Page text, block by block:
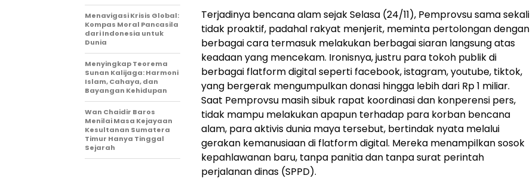
Terjadinya bencana alam sejak Selasa (24/11), Pemprovsu sama sekali
tidak proaktif, padahal rakyat menjerit, meminta pertolongan dengan
berbagai cara termasuk melakukan berbagai siaran langsung atas
keadaan yang mencekam. Ironisnya, justru para tokoh publik di
berbagai flatform digital seperti facebook, istagram, youtube, tiktok,
yang bergerak mengumpulkan donasi hingga lebih dari Rp 1 miliar.
Saat Pemprovsu masih sibuk rapat koordinasi dan konperensi pers,
tidak mampu melakukan apapun terhadap para korban bencana
alam, para aktivis dunia maya tersebut, bertindak nyata melalui
gerakan kemanusiaan di flatform digital. Mereka menampilkan sosok
kepahlawanan baru, tanpa panitia dan tanpa surat perintah
perjalanan dinas (SPPD).
Menavigasi Krisis Global:
Kompas Moral Pancasila
dari Indonesia untuk
Dunia
Menyingkap Teorema
Sunan Kalijaga: Harmoni
Islam, Cahaya, dan
Bayangan Kehidupan
Wan Chaidir Baros
Menilai Masa Kejayaan
Kesultanan Sumatera
Timur Hanya Tinggal
Sejarah